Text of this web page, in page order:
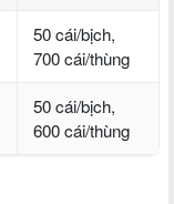
50 cái/bịch,
700 cái/thùng
50 cái/bịch,
600 cái/thùng